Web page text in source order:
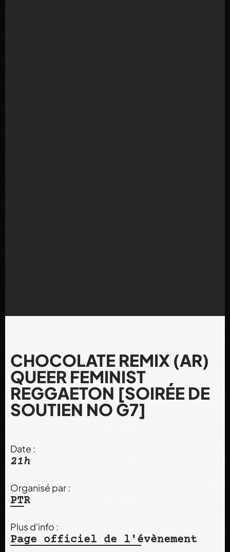
CHOCOLATE REMIX (AR)
QUEER FEMINIST
REGGAETON [SOIRÉE DE
SOUTIEN NO G7]
Date :
21h
Organisé par :
PTR
Plus d'info :
Page officiel de l'évènement